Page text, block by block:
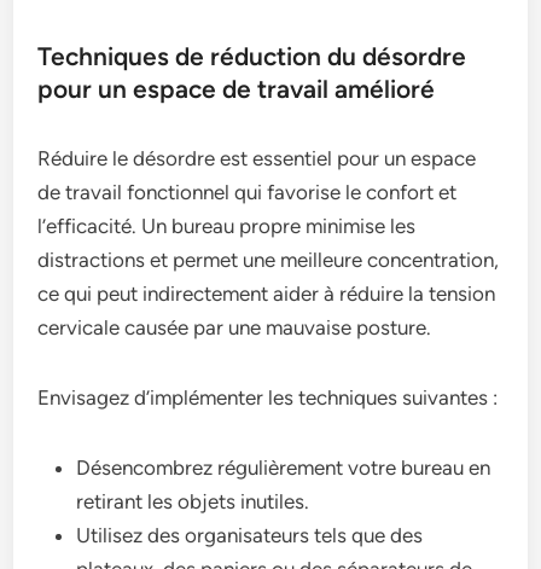
Techniques de réduction du désordre
pour un espace de travail amélioré
Réduire le désordre est essentiel pour un espace
de travail fonctionnel qui favorise le confort et
l’efficacité. Un bureau propre minimise les
distractions et permet une meilleure concentration,
ce qui peut indirectement aider à réduire la tension
cervicale causée par une mauvaise posture.
Envisagez d’implémenter les techniques suivantes :
Désencombrez régulièrement votre bureau en
retirant les objets inutiles.
Utilisez des organisateurs tels que des